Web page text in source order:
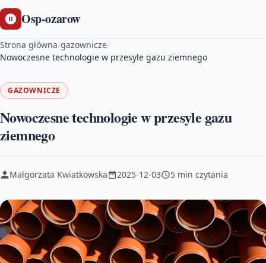
Osp-ozarow
Strona główna/gazownicze/
Nowoczesne technologie w przesyle gazu ziemnego
GAZOWNICZE
Nowoczesne technologie w przesyle gazu
ziemnego
Małgorzata Kwiatkowska 2025-12-03 5 min czytania